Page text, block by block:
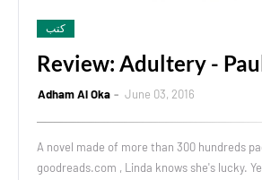
كتب
Review: Adultery -
Adham Al Oka June 03, 2016
A novel made of more than 300 hundreds
goodreads.com , Linda knows she's lucky.